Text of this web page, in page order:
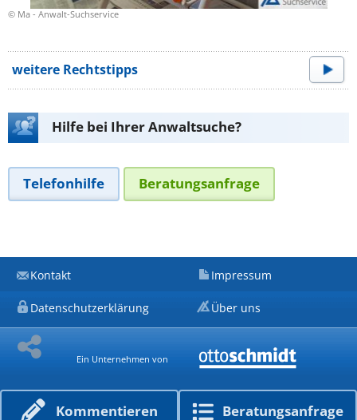
© Ma - Anwalt-Suchservice
weitere Rechtstipps
Hilfe bei Ihrer Anwaltsuche?
Telefonhilfe Beratungsanfrage
Kommen­tieren Beratungs­anfrage
Kontakt Impressum
Datenschutzerklärung Über uns
Ein Unternehmen von